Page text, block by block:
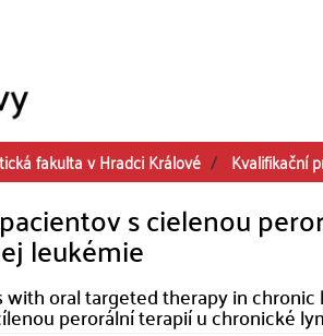
fakulta v Hradci Králové Kvalifikační
s cielenou
leukémie
oral targeted therapy in
perorální terapií u chronické